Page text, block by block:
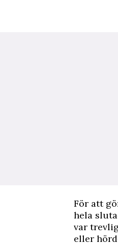
För att
hela
var
eller